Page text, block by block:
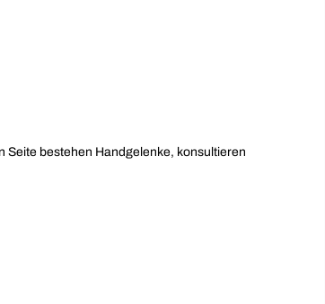
Seite bestehen Handgelenke, konsultieren